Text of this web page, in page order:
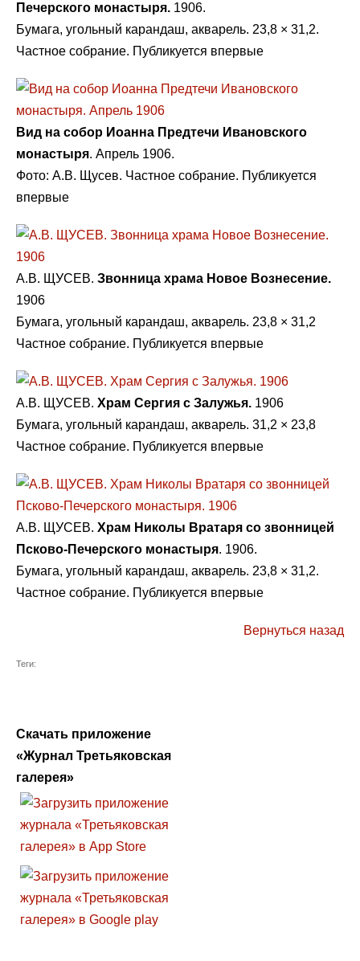
Печерского монастыря. 1906.
Бумага, угольный карандаш, акварель. 23,8 × 31,2.
Частное собрание. Публикуется впервые
Вид на собор Иоанна Предтечи Ивановского
монастыря. Апрель 1906.
Фото: А.В. Щусев. Частное собрание. Публикуется
впервые
А.В. ЩУСЕВ. Звонница храма Новое Вознесение.
1906
Бумага, угольный карандаш, акварель. 23,8 × 31,2
Частное собрание. Публикуется впервые
А.В. ЩУСЕВ. Храм Сергия с Залужья. 1906
Бумага, угольный карандаш, акварель. 31,2 × 23,8
Частное собрание. Публикуется впервые
А.В. ЩУСЕВ. Храм Николы Вратаря со звонницей
Псково-Печерского монастыря. 1906.
Бумага, угольный карандаш, акварель. 23,8 × 31,2.
Частное собрание. Публикуется впервые
Вернуться назад
Теги:
Скачать приложение
«Журнал Третьяковская
галерея»